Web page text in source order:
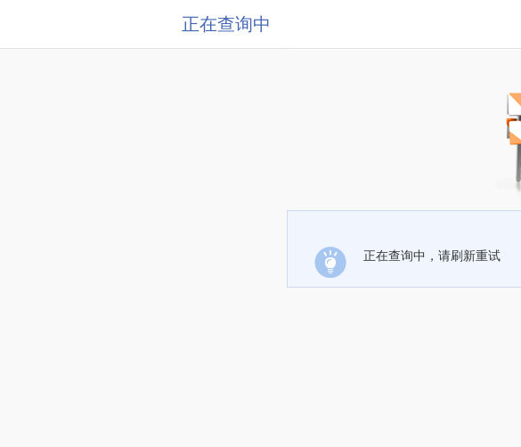
正在查询中
正在查询中，请刷新重试